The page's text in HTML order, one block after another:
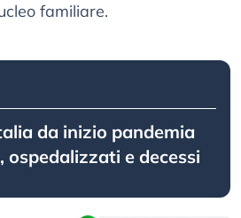
familiare.
da inizio pandemia
ospedalizzati e decessi